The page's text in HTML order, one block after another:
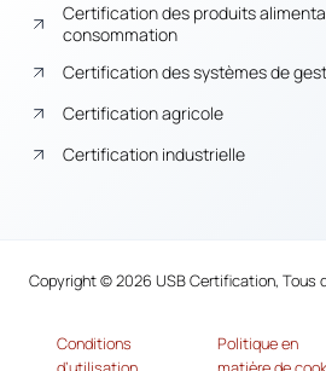
Certification des produits
consommation
Certification des systèmes de
Certification agricole
Certification industrielle
Copyright © 2026 USB Certification, Tous
Conditions
Politique en